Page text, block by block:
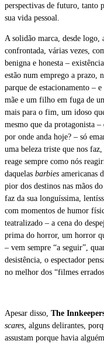
perspectivas de futuro, tanto
sua vida pessoal.
A solidão marca, desde logo,
confrontada, várias vezes,
benigna e honesta –
estão num emprego a prazo,
parque de estacionamento –
mãe e um filho em fuga de
mais para o fim, um idoso
mesmo que da protagonista
por onde anda hoje? – só
uma beleza triste que nos
reage sempre como nós
daquelas barbies americanas
pior dos destinos nas mãos
faz da sua longuíssima,
com momentos de humor
teatralizado – a cena do
prima do horror, um horror
– vem sempre “a seguir”,
desistência, o espectador
no melhor dos “filmes
Apesar disso, The
scares, alguns delirantes,
assustam porque havia